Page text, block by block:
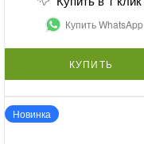
Купить WhatsApp
КУПИТЬ
Новинка